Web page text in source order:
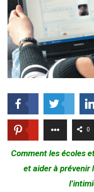
0
Comment les écoles
et aider à prévenir